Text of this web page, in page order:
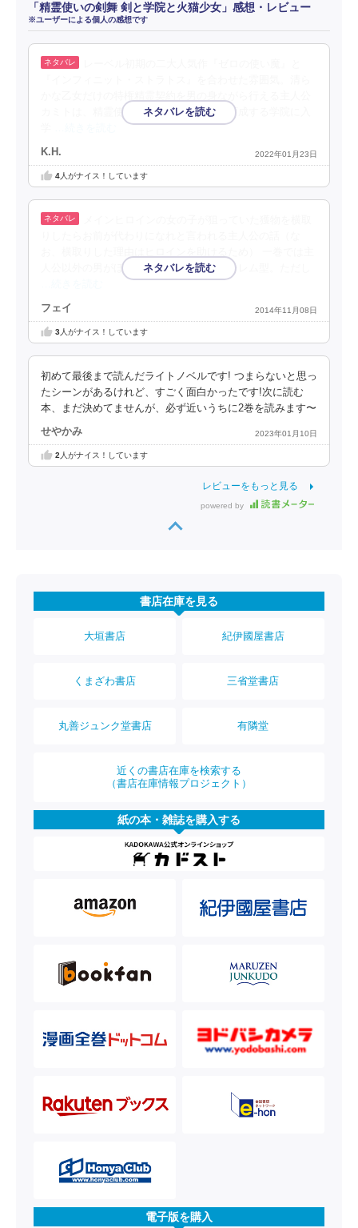
「精霊使いの剣舞 剣と学院と火猫少女」感想・レビュー
※ユーザーによる個人の感想です
カミトは、精霊使いの貴族の少女たちを育成する学院に入
K.H. 2022年01月23日
4人がナイス！しています
人公以外の男がほぼ出ていない典型的ハーレム型。ただし
フェイ 2014年11月08日
3人がナイス！しています
初めて最後まで読んだライトノベルです! つまらないと思っ
たシーンがあるけれど、すごく面白かったです!次に読む
本、まだ決めてませんが、必ず近いうちに2巻を読みます〜
せやかみ 2023年01月10日
2 人がナイス！しています
レビューをもっと見る
powered by
書店在庫を見る
大垣書店 紀伊國屋書店
くまざわ書店 三省堂書店
丸善ジュンク堂書店 有隣堂
近くの書店在庫を検索する
（書店在庫情報プロジェクト）
紙の本・雑誌を購入する
電子版を購入